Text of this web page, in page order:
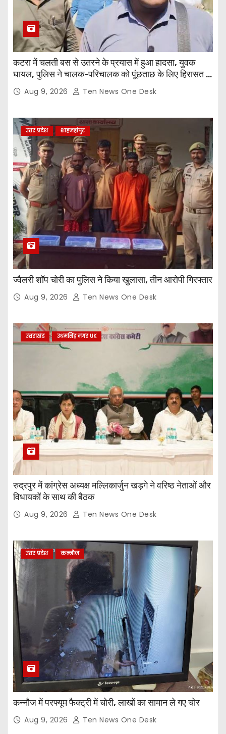
कटरा में चलती बस से उतरने के प्रयास में हुआ हादसा, युवक
घायल, पुलिस ने चालक-परिचालक को पूंछताछ के लिए हिरासत में
लियाAug 9, 2026 Ten News One Desk
उत्तर प्रदेश शाहजहांपुर
ज्वैलरी शॉप चोरी का पुलिस ने किया खुलासा, तीन आरोपी गिरफ्तार
Aug 9, 2026 Ten News One Desk
उत्तराखंड उधमसिंह नगर UK
रुद्रपुर में कांग्रेस अध्यक्ष मल्लिकार्जुन खड़गे ने वरिष्ठ नेताओं और
विधायकों के साथ की बैठक
Aug 9, 2026 Ten News One Desk
उत्तर प्रदेश कन्नौज
कन्नौज में परफ्यूम फैक्ट्री में चोरी, लाखों का सामान ले गए चोर
Aug 9, 2026 Ten News One Desk